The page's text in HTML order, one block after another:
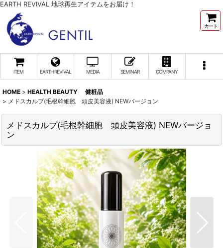
EARTH REVIVAL 地球再生アイテムをお届け！
カート
ITEM EARTH REVIVAL MEDIA SEMINAR COMPANY
HOME > HEALTH BEAUTY 健粧品
> メドスカルプ(毛根幹細胞 頭皮美容液) NEWバージョン
メドスカルプ(毛根幹細胞 頭皮美容液) NEWバージョ
ン